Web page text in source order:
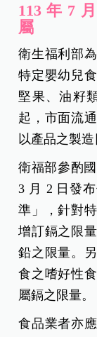
113 年 7
屬
衛生福利部
特定嬰幼兒
堅果、油籽
起，市面流
以產品之製造
衛福部參酌
3 月 2 日發
準」，針對
增訂鎘之限
鉛之限量。
食之嗜好性
屬鎘之限量。
食品業者亦